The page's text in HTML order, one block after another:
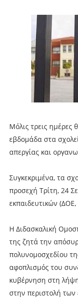
Μόλις τρεις
εβδομάδα στα
απεργίας και
Συγκεκριμένα, τα
προσεχή Τρίτη, 24
εκπαιδευτικών
Η Διδασκαλική
της ζητά την
πολυνομοσχεδίου
αφοπλισμός του
κυβέρνηση στη
στην περιστολή